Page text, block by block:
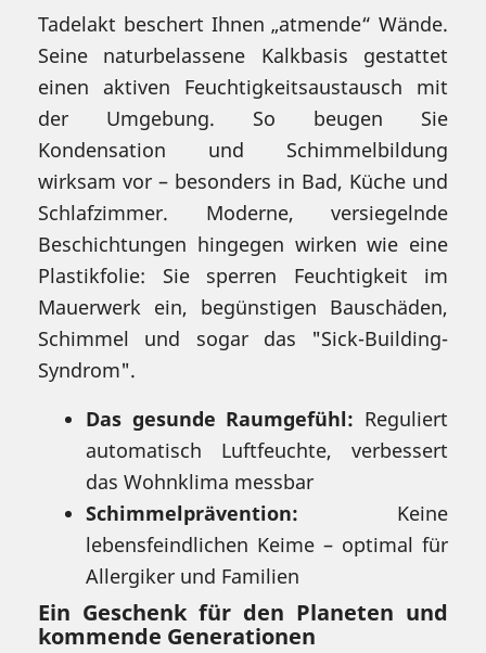
Tadelakt beschert Ihnen „atmende“ Wände.
Seine naturbelassene Kalkbasis gestattet
einen aktiven Feuchtigkeitsaustausch mit
der Umgebung. So beugen Sie
Kondensation und Schimmelbildung
wirksam vor – besonders in Bad, Küche und
Schlafzimmer. Moderne, versiegelnde
Beschichtungen hingegen wirken wie eine
Plastikfolie: Sie sperren Feuchtigkeit im
Mauerwerk ein, begünstigen Bauschäden,
Schimmel und sogar das "Sick-Building-
Syndrom".
Das gesunde Raumgefühl: Reguliert
automatisch Luftfeuchte, verbessert
das Wohnklima messbar
Schimmelprävention: Keine
lebensfeindlichen Keime – optimal für
Allergiker und Familien
Ein Geschenk für den Planeten und
kommende Generationen